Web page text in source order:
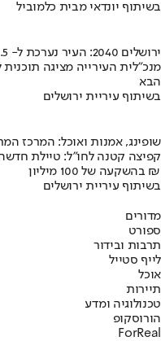
בשיתוף יונדאי מבית כלמוביל
ירושלים 2040: העיר נערכת ל- 1.5 מליון תושבים
מנכ"לית העירייה מציגה
הבא
בשיתוף עיריית ירושלים
שופינג, אמנות ואוכל: המרכז
קפיצה קטנה לחו"ל: טיילת
בהשקעה של 100 מיליון ₪
בשיתוף עיריית ירושלים
מדורים
ספורט
תרבות ובידור
לייף סטייל
אוכל
תיירות
טכנולוגיה ומדע
הורוסקופ
ForReal